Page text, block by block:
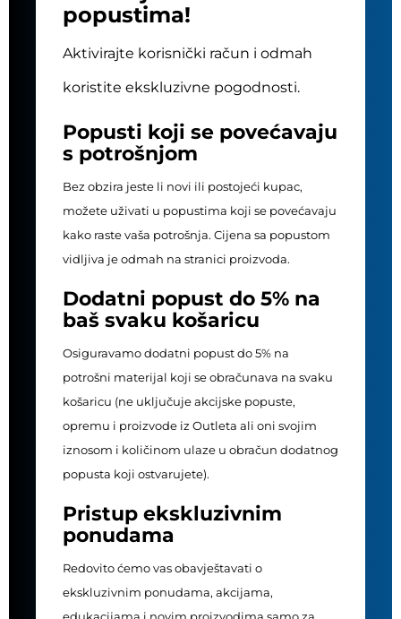
popustima!
Aktivirajte korisnički račun i odmah
koristite ekskluzivne pogodnosti.
Popusti koji se povećavaju
s potrošnjom
Bez obzira jeste li novi ili postojeći kupac,
možete uživati u popustima koji se povećavaju
kako raste vaša potrošnja. Cijena sa popustom
vidljiva je odmah na stranici proizvoda.
Dodatni popust do 5% na
baš svaku košaricu
Osiguravamo dodatni popust do 5% na
potrošni materijal koji se obračunava na svaku
košaricu (ne uključuje akcijske popuste,
opremu i proizvode iz Outleta ali oni svojim
iznosom i količinom ulaze u obračun dodatnog
popusta koji ostvarujete).
Pristup ekskluzivnim
ponudama
Redovito ćemo vas obavještavati o
ekskluzivnim ponudama, akcijama,